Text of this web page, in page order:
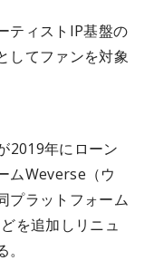
ティストIP基盤の
してファンを対象
2019年にローン
ムWeverse（ウ
プラットフォーム
を追加しリニュ